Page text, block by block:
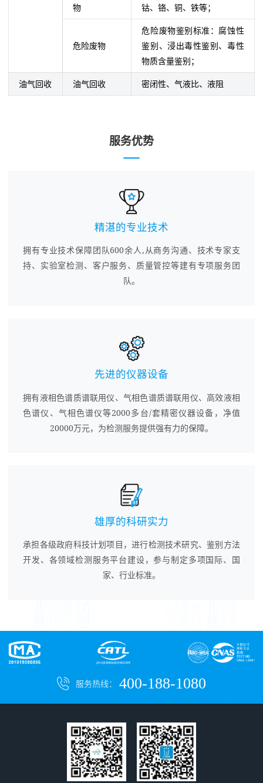
物
钴、铬、铜、铁等；
危险废物
危险废物鉴别标准：腐蚀性
鉴别、浸出毒性鉴别、毒性
物质含量鉴别；
油气回收 油气回收 密闭性、气液比、液阻
服务优势
精湛的专业技术
拥有专业技术保障团队600余人,从商务沟通、技术专家支
持、实验室检测、客户服务、质量管控等建有专项服务团
队。
先进的仪器设备
拥有液相色谱质谱联用仪、气相色谱质谱联用仪、高效液相
色谱仪、气相色谱仪等2000多台/套精密仪器设备，净值
20000万元，为检测服务提供强有力的保障。
雄厚的科研实力
承担各级政府科技计划项目，进行检测技术研究、鉴别方法
开发、各领域检测服务平台建设，参与制定多项国际、国
家、行业标准。
服务热线： 400-188-1080